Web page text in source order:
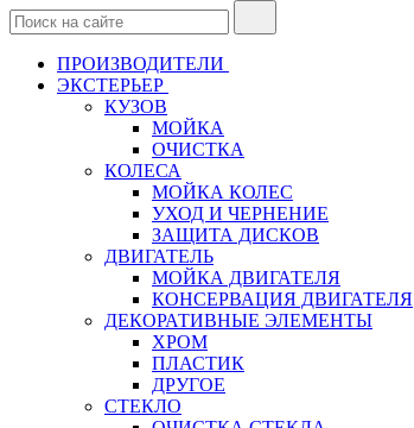
ПРОИЗВОДИТЕЛИ
ЭКСТЕРЬЕР
КУЗОВ
МОЙКА
ОЧИСТКА
КОЛЕСА
МОЙКА КОЛЕС
УХОД И ЧЕРНЕНИЕ
ЗАЩИТА ДИСКОВ
ДВИГАТЕЛЬ
МОЙКА ДВИГАТЕЛЯ
КОНСЕРВАЦИЯ ДВИГАТЕЛЯ
ДЕКОРАТИВНЫЕ ЭЛЕМЕНТЫ
ХРОМ
ПЛАСТИК
ДРУГОЕ
СТЕКЛО